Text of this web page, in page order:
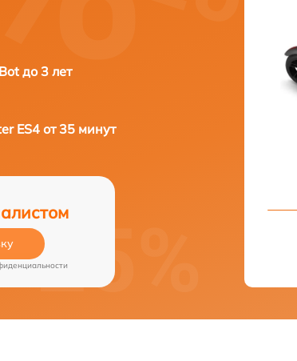
до 3 лет
ES4 от 35 минут